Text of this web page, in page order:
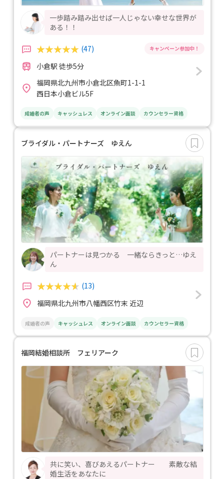
一歩踏み踏み出せば一人じゃない幸せな世界が
ある！！
(47)
小倉駅 徒歩5分
福岡県北九州市小倉北区魚町1-1-1
西日本小倉ビル5F
成婚者の声 キャッシュレス オンライン面談 カウンセラー資格
ブライダル・パートナーズ ゆえん
パートナーは見つかる 一緒ならきっと…ゆえ
ん
(13)
福岡県北九州市八幡西区竹末 近辺
成婚者の声 キャッシュレス オンライン面談 カウンセラー資格
福岡結婚相談所 フェリアーク
共に笑い、喜びあえるパートナー 素敵な結
婚生活をあなたに